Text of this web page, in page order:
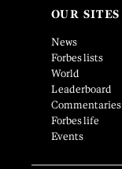
OUR SITES
News
Forbes lists
World
Leaderboard
Commentaries
Forbes life
Events